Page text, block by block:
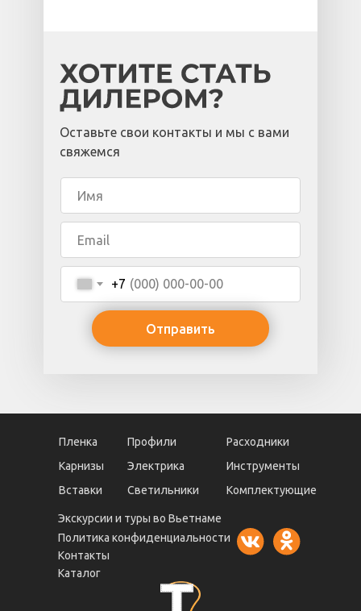
+7
Отправить
Оставьте свои контакты и мы с вами
свяжемся
Пленка Профили
Вставки Комплектующие
Светильники
Карнизы Электрика Инструменты
Политика конфиденциальности
Экскурсии и туры во Вьетнаме
Каталог
Контакты
Расходники